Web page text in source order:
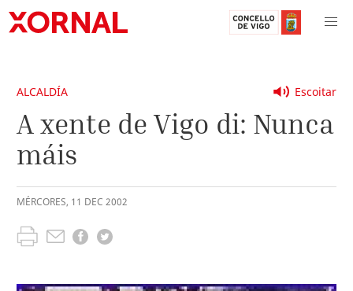
Escoitar
ALCALDÍA
A xente de Vigo di: Nunca
máis
MÉRCORES, 11 DEC 2002